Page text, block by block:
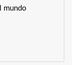
mundo